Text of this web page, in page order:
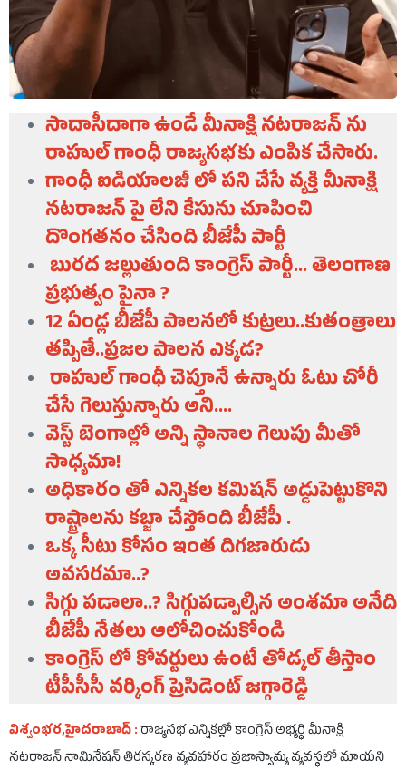
సాదాసీదాగా ఉండే మీనాక్షి నటరాజన్ ను
రాహుల్ గాంధీ రాజ్యసభకు ఎంపిక చేసారు.
గాంధీ ఐడియాలజీ లో పని చేసే వ్యక్తి మీనాక్షి
నటరాజన్ పై లేని కేసును చూపించి
దొంగతనం చేసింది బీజేపీ పార్టీ
బురద జల్లుతుంది కాంగ్రెస్ పార్టీ... తెలంగాణ
ప్రభుత్వం పైనా ?
12 ఏండ్ల బీజేపీ పాలనలో కుట్రలు..కుతంత్రాలు
తప్పితే..ప్రజల పాలన ఎక్కడ?
రాహుల్ గాంధీ చెప్తూనే ఉన్నారు ఓటు చోరీ
చేసే గెలుస్తున్నారు అని....
వెస్ట్ బెంగాల్లో అన్ని స్థానాల గెలుపు మీతో
సాధ్యమా!
అధికారం తో ఎన్నికల కమిషన్ అడ్డుపెట్టుకొని
రాష్ట్రాలను కబ్జా చేస్తోంది బీజేపీ .
ఒక్క సీటు కోసం ఇంత దిగజారుడు
అవసరమా..?
సిగ్గు పడాలా..? సిగ్గుపడ్పాల్సిన అంశమా అనేది
బీజేపీ నేతలు ఆలోచించుకోండి
కాంగ్రెస్ లో కోవర్టులు ఉంటే తోడ్కల్ తీస్తాం
టీపీసీసీ వర్కింగ్ ప్రెసిడెంట్ జగ్గారెడ్డి
విశ్వంభర,హైదరాబాద్ :రాజ్యసభ ఎన్నికల్లో కాంగ్రెస్ అభ్యర్థి మీనాక్షి
నటరాజన్ నామినేషన్ తిరస్కరణ వ్యవహారం ప్రజాస్వామ్య వ్యవస్థలో మాయని